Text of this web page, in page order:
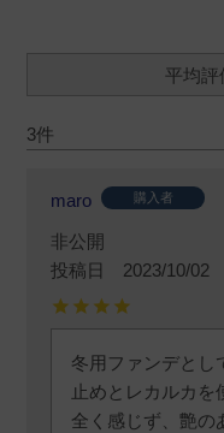
3
maro 購入者
非公開
投稿日
2023/10/02
冬用ファンデとし
止めとレカルカを
全く感じず、艶の